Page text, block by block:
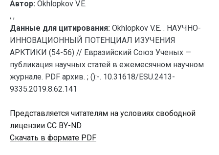
Автор: Okhlopkov V.E.
, ,
Данные для цитирования: Okhlopkov V.E. . НАУЧНО-
ИННОВАЦИОННЫЙ ПОТЕНЦИАЛ ИЗУЧЕНИЯ
АРКТИКИ (54-56) // Евразийский Союз Ученых —
публикация научных статей в ежемесячном научном
журнале. PDF архив. ; ():-. 10.31618/ESU.2413-
9335.2019.8.62.141
Представляется читателям на условиях свободной
лицензии CC BY-ND
Скачать в формате PDF